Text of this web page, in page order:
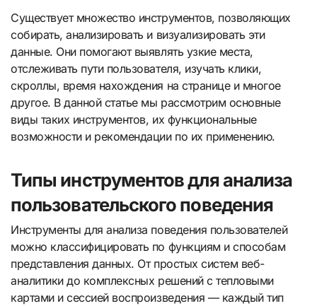
Существует множество инструментов, позволяющих
собирать, анализировать и визуализировать эти
данные. Они помогают выявлять узкие места,
отслеживать пути пользователя, изучать клики,
скроллы, время нахождения на странице и многое
другое. В данной статье мы рассмотрим основные
виды таких инструментов, их функциональные
возможности и рекомендации по их применению.
Типы инструментов для анализа
пользовательского поведения
Инструменты для анализа поведения пользователей
можно классифицировать по функциям и способам
представления данных. От простых систем веб-
аналитики до комплексных решений с тепловыми
картами и сессией воспроизведения — каждый тип